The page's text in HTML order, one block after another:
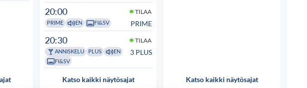
20:00 TILAA
PRIME EN FI&SV PRIME
20:30 TILAA
ANNISKELU PLUS
EN
FI&SV
3 PLUS
Katso kaikki näytösajat Katso kaikki näytösajat